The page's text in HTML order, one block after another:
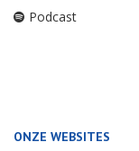
Podcast
ONZE WEBSITES